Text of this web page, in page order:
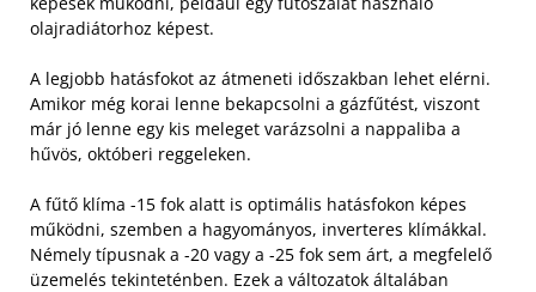
olajradiátorhoz képest.
A legjobb hatásfokot az átmeneti időszakban lehet elérni.
Amikor még korai lenne bekapcsolni a gázfűtést, viszont
már jó lenne egy kis meleget varázsolni a nappaliba a
hűvös, októberi reggeleken.
A fűtő klíma -15 fok alatt is optimális hatásfokon képes
működni, szemben a hagyományos, inverteres klímákkal.
Némely típusnak a -20 vagy a -25 fok sem árt, a megfelelő
üzemelés tekinteténben. Ezek a változatok általában